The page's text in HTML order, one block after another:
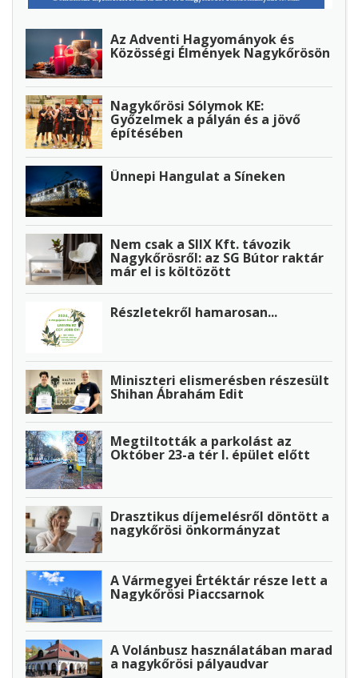
Az Adventi Hagyományok és
Közösségi Élmények Nagykőrösön
Nagykőrösi Sólymok KE:
Győzelmek a pályán és a jövő
építésében
Ünnepi Hangulat a Síneken
Nem csak a SIIX Kft. távozik
Nagykőrösről: az SG Bútor raktár
már el is költözött
Részletekről hamarosan...
Miniszteri elismerésben részesült
Shihan Ábrahám Edit
Megtiltották a parkolást az
Október 23-a tér I. épület előtt
Drasztikus díjemelésről döntött a
nagykőrösi önkormányzat
A Vármegyei Értéktár része lett a
Nagykőrösi Piaccsarnok
A Volánbusz használatában marad
a nagykőrösi pályaudvar